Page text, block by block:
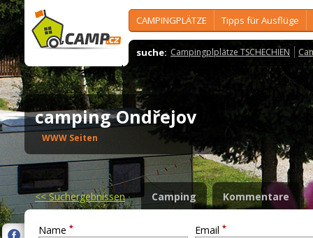
CAMPINGPLÄTZE Tipps für Ausflüge
suche: Campingplplätze TSCHECHIEN
camping Ondřejov
WWW Seiten
<<Suchergebnissen Camping Kommentare
Name * Email *